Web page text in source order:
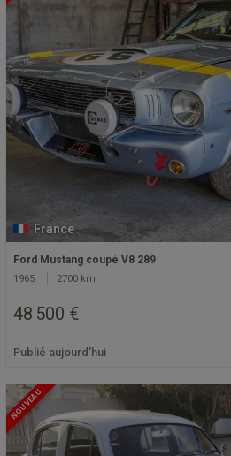
France
Ford Mustang coupé V8 289
1965 2700 km
48 500 €
Publié aujourd'hui
NOUVEAU